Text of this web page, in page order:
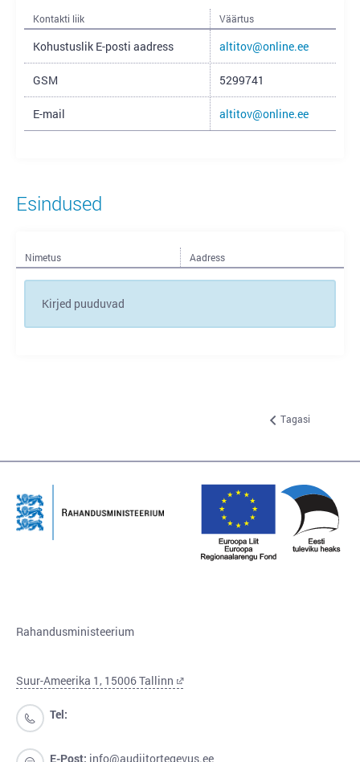
Kontakti liik Väärtus
Kohustuslik E-posti aadress altitov@online.ee
GSM 5299741
E-mail altitov@online.ee
Esindused
Nimetus Aadress
Kirjed puuduvad
Tagasi
Rahandusministeerium
Suur-Ameerika 1, 15006 Tallinn
Tel:
E-Post: info@audiitortegevus.ee